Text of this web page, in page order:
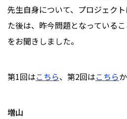
先生自身について、プロジェク
た後は、昨今問題となっている
をお聞きしました。
第1回はこちら、第2回はこちら
増山